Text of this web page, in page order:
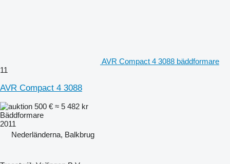
AVR Compact 4 3088 bäddformare
11
AVR Compact 4 3088
500 € ≈ 5 482 kr
Bäddformare
2011
Nederländerna, Balkbrug